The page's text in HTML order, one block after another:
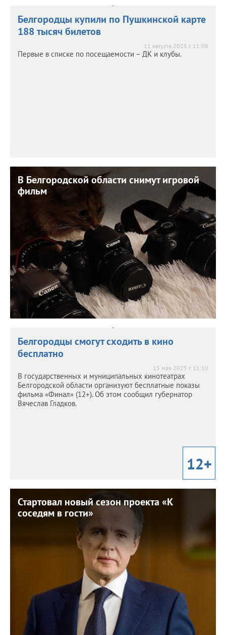
Белгородцы купили по Пушкинской карте
188 тысяч билетов
11 августа 2025 г. 11:08
Первые в списке по посещаемости – ДК и клубы.
В Белгородской области снимут игровой
фильм
В Белгородской области снимут игровой
фильм
21 июля 2025 г. 11:25
Деньги на это выделены из федерального бюджета.
Белгородцы смогут сходить в кино
бесплатно
15 мая 2025 г. 11:10
В государственных и муниципальных кинотеатрах
Белгородской области организуют бесплатные показы
фильма «Финал» (12+). Об этом сообщил губернатор
Вячеслав Гладков.
12+
Стартовал новый сезон проекта «К
соседям в гости»
Стартовал новый сезон проекта «К
соседям в гости»
Он ориентирован на жителей старшего возраста.